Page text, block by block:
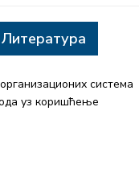
Литература
система
уз коришћење